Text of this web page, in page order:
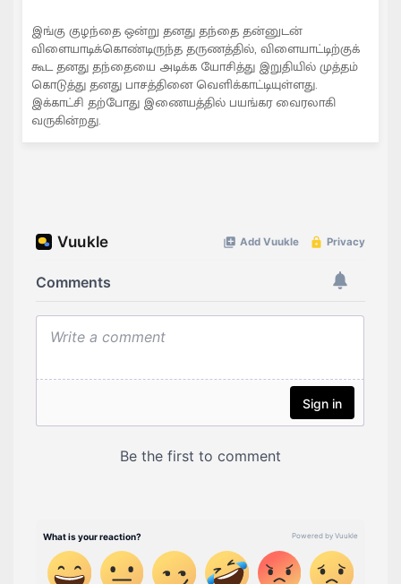
இங்கு குழந்தை ஒன்று தனது தந்தை தன்னுடன்
விளையாடிக்கொண்டிருந்த தருணத்தில், விளையாட்டிற்குக்
கூட தனது தந்தையை அடிக்க யோசித்து இறுதியில் முத்தம்
கொடுத்து தனது பாசத்தினை வெளிக்காட்டியுள்ளது.
இக்காட்சி தற்போது இணையத்தில் பயங்கர வைரலாகி
வருகின்றது.